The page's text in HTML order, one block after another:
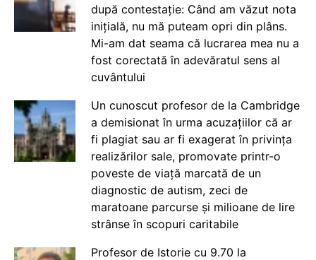
după contestație: Când am văzut nota
inițială, nu mă puteam opri din plâns.
Mi-am dat seama că lucrarea mea nu a
fost corectată în adevăratul sens al
cuvântului
Un cunoscut profesor de la Cambridge
a demisionat în urma acuzațiilor că ar
fi plagiat sau ar fi exagerat în privința
realizărilor sale, promovate printr-o
poveste de viață marcată de un
diagnostic de autism, zeci de
maratoane parcurse și milioane de lire
strânse în scopuri caritabile
Profesor de Istorie cu 9.70 la